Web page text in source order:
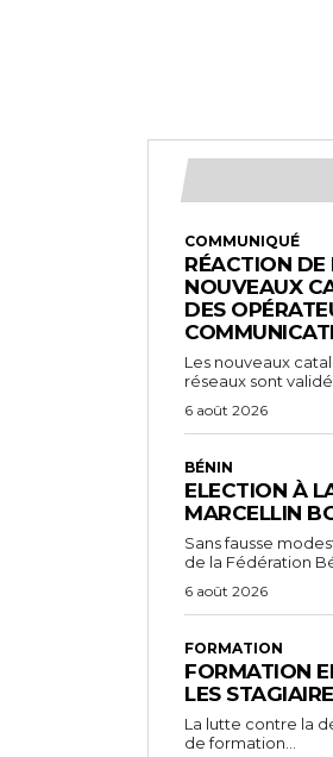
COMMUNIQUÉ
RÉACTION DE
NOUVEAUX
DES
Les nouveaux
réseaux sont
6 août 2026
BÉNIN
ELECTION À
MARCELLIN
Sans fausse
de la Fédération
6 août 2026
FORMATION
FORMATION
LES
La lutte contre la
de formation...